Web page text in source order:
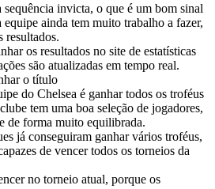
invicta, o que é um bom sinal
ainda tem muito trabalho a fazer,
resultados.
os resultados no site de estatísticas
são atualizadas em tempo real.
o título
do Chelsea é ganhar todos os troféus
tem uma boa seleção de jogadores,
de forma muito equilibrada.
já conseguiram ganhar vários troféus,
de vencer todos os torneios da
no torneio atual, porque os